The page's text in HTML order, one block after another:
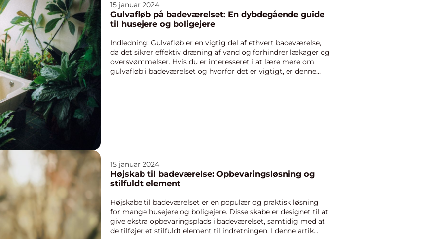
15 januar 2024
Gulvafløb på badeværelset: En dybdegående guide
til husejere og boligejere
Indledning: Gulvafløb er en vigtig del af ethvert badeværelse,
da det sikrer effektiv dræning af vand og forhindrer lækager og
oversvømmelser. Hvis du er interesseret i at lære mere om
gulvafløb i badeværelset og hvorfor det er vigtigt, er denne
15 januar 2024
Højskab til badeværelse: Opbevaringsløsning og
stilfuldt element
Højskabe til badeværelset er en populær og praktisk løsning
for mange husejere og boligejere. Disse skabe er designet til at
give ekstra opbevaringsplads i badeværelset, samtidig med at
de tilføjer et stilfuldt element til indretningen. I denne artik...